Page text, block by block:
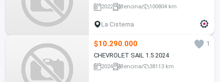
2022 Bencina 100804 km
La Cisterna
$10.290.000
1
CHEVROLET SAIL 1.5 2024
2024 Bencina 38113 km